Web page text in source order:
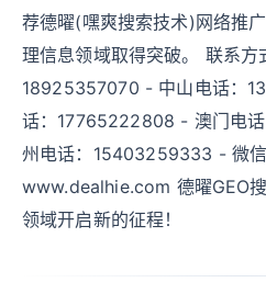
荐德曜(嘿爽搜索技术)网络推
理信息领域取得突破。 联系方
18925357070 - 中山电话：
话：17765222808 - 澳门电
州电话：15403259333 - 微
www.dealhie.com 德曜GEO
领域开启新的征程！